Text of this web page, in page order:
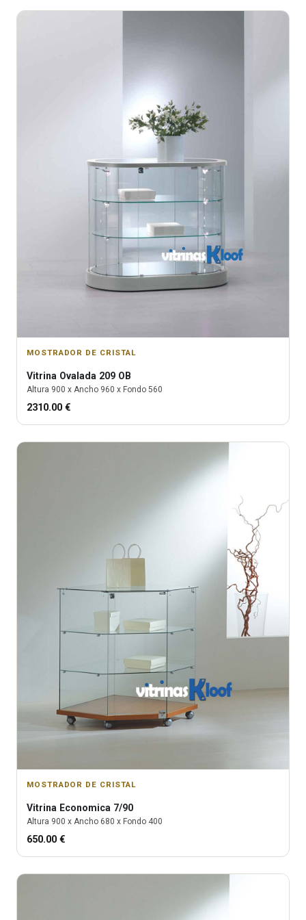
MOSTRADOR DE CRISTAL
Vitrina Ovalada 209 OB
Altura 900 x Ancho 960 x Fondo 560
2310.00 €
MOSTRADOR DE CRISTAL
Vitrina Economica 7/90
Altura 900 x Ancho 680 x Fondo 400
650.00 €